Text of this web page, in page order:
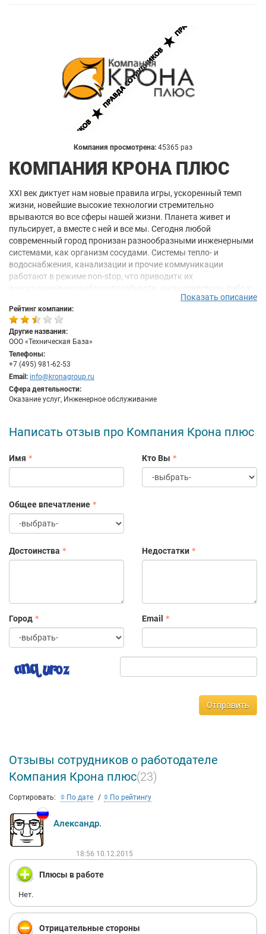
Компания просмотрена: 45365 раз
КОМПАНИЯ КРОНА ПЛЮС
XXI век диктует нам новые правила игры, ускоренный темп
жизни, новейшие высокие технологии стремительно
врываются во все сферы нашей жизни. Планета живет и
пульсирует, а вместе с ней и все мы. Сегодня любой
современный город пронизан разнообразными инженерными
системами, как организм сосудами. Системы тепло- и
водоснабжения, канализации и прочие коммуникации
работают в режиме non-stop, что приводитк их
полному разрушению системы, либо авариям. И в том, и в
другом случае нарушается цивилизованная
жизнедеятельность города. Представив на минуту, во что
может превратиться ваш город, если одновременно откажут
актуальность своевременной профилактики этих жизненно
важных &laquo;артерий&raquo; города.
Показать описание
Рейтинг компании:
Другие названия:
ООО «Техническая База»
Телефоны:
+7 (495) 981-62-53
Email: info@kronagroup.ru
Сфера деятельности:
Оказание услуг, Инженерное обслуживание
Написать отзыв про Компания Крона плюс
Имя Кто Вы
Общее впечатление
Достоинства Недостатки
Город Email
Отправить
Отзывы сотрудников о работодателе
Компания Крона плюс(23)
Сортировать: По дате По рейтингу
Александр.
18:56 10.12.2015
Плюсы в работе
Нет.
Отрицательные стороны